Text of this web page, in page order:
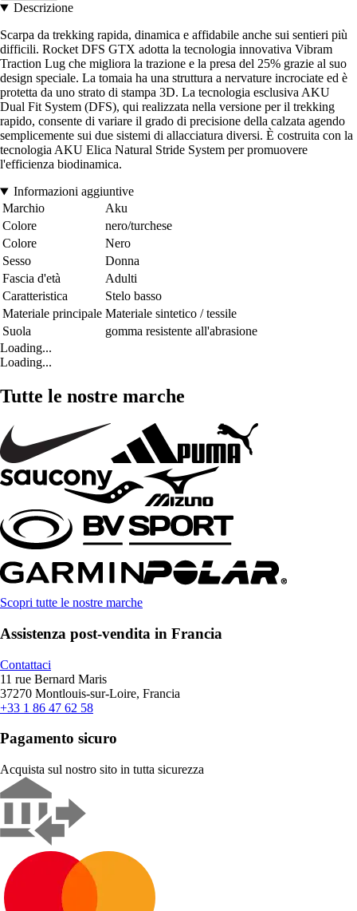
Descrizione
Scarpa da trekking rapida, dinamica e affidabile anche sui sentieri più
difficili. Rocket DFS GTX adotta la tecnologia innovativa Vibram
Traction Lug che migliora la trazione e la presa del 25% grazie al suo
design speciale. La tomaia ha una struttura a nervature incrociate ed è
protetta da uno strato di stampa 3D. La tecnologia esclusiva AKU
Dual Fit System (DFS), qui realizzata nella versione per il trekking
rapido, consente di variare il grado di precisione della calzata agendo
semplicemente sui due sistemi di allacciatura diversi. È costruita con la
tecnologia AKU Elica Natural Stride System per promuovere
l'efficienza biodinamica.
Informazioni aggiuntive
Marchio
Aku
Colore
nero/turchese
Colore
Nero
Sesso
Donna
Fascia d'età
Adulti
Caratteristica
Stelo basso
Materiale principale Materiale sintetico / tessile
Suola
gomma resistente all'abrasione
Loading...
Loading...
Tutte le nostre marche
Scopri tutte le nostre marche
Assistenza post-vendita in Francia
Contattaci
11 rue Bernard Maris
37270 Montlouis-sur-Loire, Francia
+33 1 86 47 62 58
Pagamento sicuro
Acquista sul nostro sito in tutta sicurezza